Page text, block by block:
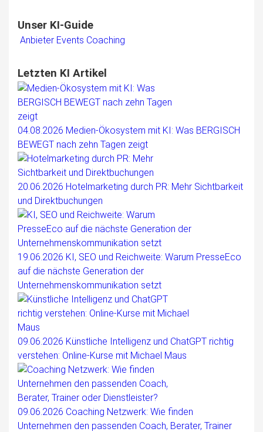
Unser KI-Guide
Anbieter Events Coaching
Letzten KI Artikel
04.08.2026 Medien-Ökosystem mit KI: Was BERGISCH
BEWEGT nach zehn Tagen zeigt
20.06.2026 Hotelmarketing durch PR: Mehr Sichtbarkeit
und Direktbuchungen
19.06.2026 KI, SEO und Reichweite: Warum PresseEco
auf die nächste Generation der
Unternehmenskommunikation setzt
09.06.2026 Künstliche Intelligenz und ChatGPT richtig
verstehen: Online-Kurse mit Michael Maus
09.06.2026 Coaching Netzwerk: Wie finden
Unternehmen den passenden Coach, Berater, Trainer